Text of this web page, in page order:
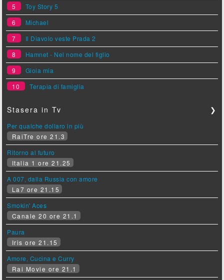
5
Toy Story 5
6
Michael
7
Il Diavolo veste Prada 2
8
Hamnet - Nel nome del figlio
9
Gioia mia
10
Terapia di famiglia
Stasera in Tv ❯
Per qualche dollaro in più
RaiTre ore 21.3
Ritorno al futuro
Italia 1 ore 21.25
A 007, dalla Russia con amore
La7 ore 21.15
Smokin' Aces
Canale 20 ore 21.1
Paura
Iris ore 21.15
Amore, Cucina e Curry
Rai Movie ore 21.1